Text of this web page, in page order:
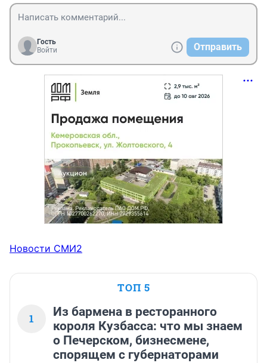
Гость
Войти
Отправить
Новости СМИ2
ТОП 5
1
Из бармена в ресторанного
короля Кузбасса: что мы знаем
о Печерском, бизнесмене,
спорящем с губернаторами